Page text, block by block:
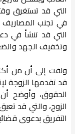
التي قد تستغرق
في تجنب المصاريف
التي قد تنشأ في
وتخفيف الجهد
ولفت إلى أن من أكثر
قد تقدمها الزوجة
الحقوق، وأوضح
الزوج، والتي قد
التفريق بدعوى